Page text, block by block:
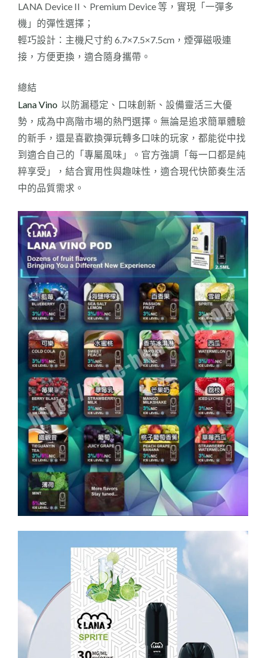
LANA Device II、Premium Device 等，實現「一彈多
機」的彈性選擇；
輕巧設計：主機尺寸約 6.7×7.5×7.5cm，煙彈磁吸連
接，方便更換，適合隨身攜帶。
總結
Lana Vino 以防漏穩定、口味創新、設備靈活三大優
勢，成為中高階市場的熱門選擇。無論是追求簡單體驗
的新手，還是喜歡換彈玩轉多口味的玩家，都能從中找
到適合自己的「專屬風味」。官方強調「每一口都是純
粹享受」，結合實用性與趣味性，適合現代快節奏生活
中的品質需求。